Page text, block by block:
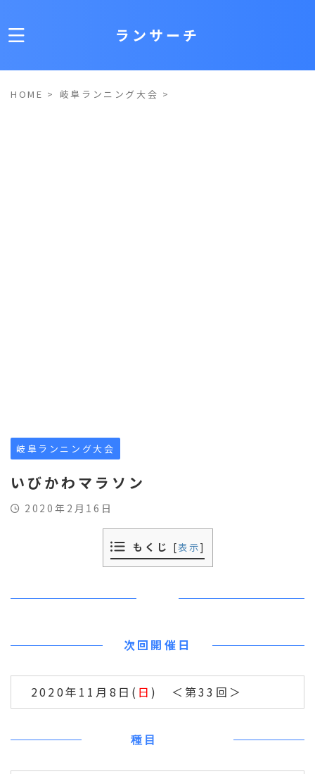
ランサーチ
HOME > 岐阜ランニング大会 >
岐阜ランニング大会
いびかわマラソン
2020年2月16日
もくじ [表示]
次回開催日
2020年11月8日( 日) ＜第33回＞
種目